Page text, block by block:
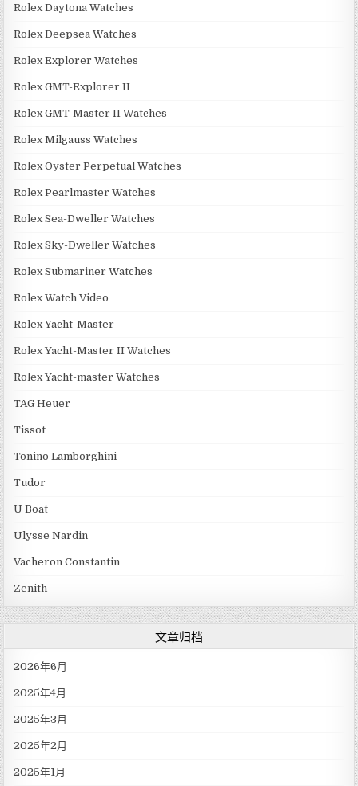
Rolex Daytona Watches
Rolex Deepsea Watches
Rolex Explorer Watches
Rolex GMT-Explorer II
Rolex GMT-Master II Watches
Rolex Milgauss Watches
Rolex Oyster Perpetual Watches
Rolex Pearlmaster Watches
Rolex Sea-Dweller Watches
Rolex Sky-Dweller Watches
Rolex Submariner Watches
Rolex Watch Video
Rolex Yacht-Master
Rolex Yacht-Master II Watches
Rolex Yacht-master Watches
TAG Heuer
Tissot
Tonino Lamborghini
Tudor
U Boat
Ulysse Nardin
Vacheron Constantin
Zenith
文章归档
2026年6月
2025年4月
2025年3月
2025年2月
2025年1月